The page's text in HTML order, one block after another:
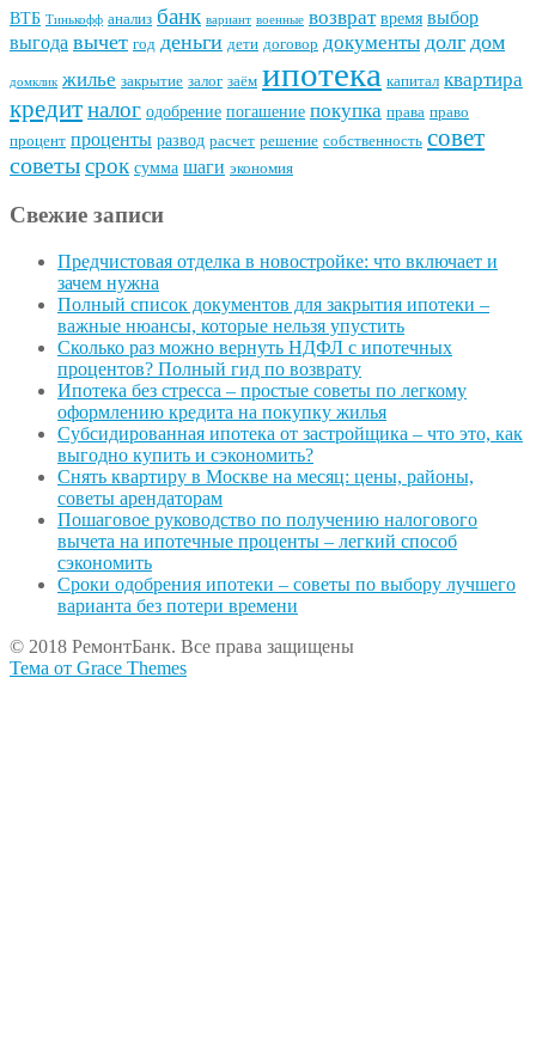
ВТБ Тинькофф анализ банк вариант военные возврат время выбор
выгода вычет год деньги дети договор документы долг дом
домклик жилье закрытие залог заём ипотека капитал квартира
кредитналог одобрение погашение покупка права право
процент проценты развод расчет решение собственность совет
советысрок сумма шаги экономия
Свежие записи
Предчистовая отделка в новостройке: что включает и
зачем нужна
Полный список документов для закрытия ипотеки –
важные нюансы, которые нельзя упустить
Сколько раз можно вернуть НДФЛ с ипотечных
процентов? Полный гид по возврату
Ипотека без стресса – простые советы по легкому
оформлению кредита на покупку жилья
Субсидированная ипотека от застройщика – что это, как
выгодно купить и сэкономить?
Снять квартиру в Москве на месяц: цены, районы,
советы арендаторам
Пошаговое руководство по получению налогового
вычета на ипотечные проценты – легкий способ
сэкономить
Сроки одобрения ипотеки – советы по выбору лучшего
варианта без потери времени
© 2018 РемонтБанк. Все права защищены
Тема от Grace Themes